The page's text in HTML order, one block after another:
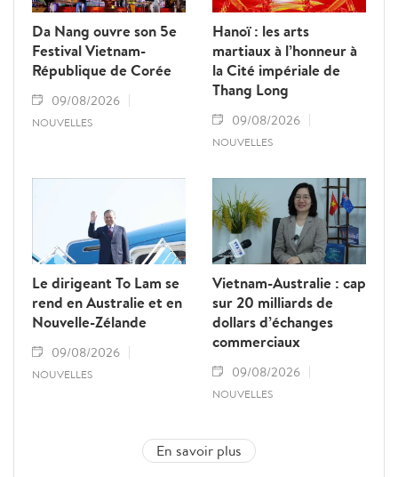
Da Nang ouvre son 5e
Festival Vietnam-
République de Corée
09/08/2026
NOUVELLES
Hanoï : les arts
martiaux à l’honneur à
la Cité impériale de
Thang Long
09/08/2026
NOUVELLES
Le dirigeant To Lam se
rend en Australie et en
Nouvelle-Zélande
09/08/2026
NOUVELLES
Vietnam-Australie : cap
sur 20 milliards de
dollars d’échanges
commerciaux
09/08/2026
NOUVELLES
En savoir plus